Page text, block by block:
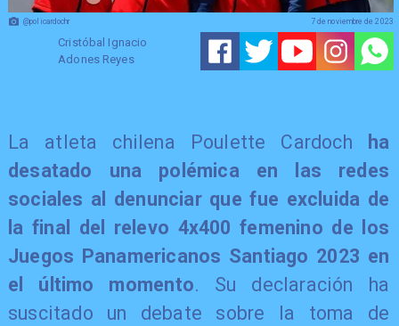
@policardochr
Cristóbal Ignacio
Adones Reyes
7 de noviembre de 2023
​La atleta chilena Poulette Cardoch
ha
desatado una polémica en las redes
sociales al denunciar que fue excluida de
la final del relevo 4x400 femenino de los
Juegos Panamericanos Santiago 2023 en
el último momento. Su declaración ha
suscitado un debate sobre la toma de